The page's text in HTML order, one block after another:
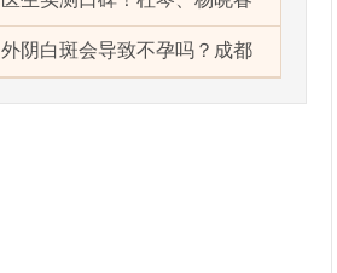
外阴白斑会导致不孕吗？成都